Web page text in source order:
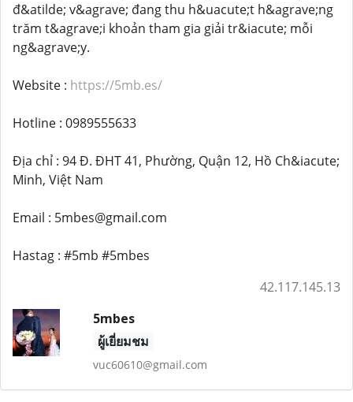
đ&atilde; v&agrave; đang thu h&uacute;t h&agrave;ng
trăm t&agrave;i khoản tham gia giải tr&iacute; mỗi
ng&agrave;y.
Website : https://5mb.es/
Hotline : 0989555633
Địa chỉ : 94 Đ. ĐHT 41, Phường, Quận 12, Hồ Ch&iacute;
Minh, Việt Nam
Email : 5mbes@gmail.com
Hastag : #5mb #5mbes
42.117.145.13
5mbes
ผู้เยี่ยมชม
vuc60610@gmail.com